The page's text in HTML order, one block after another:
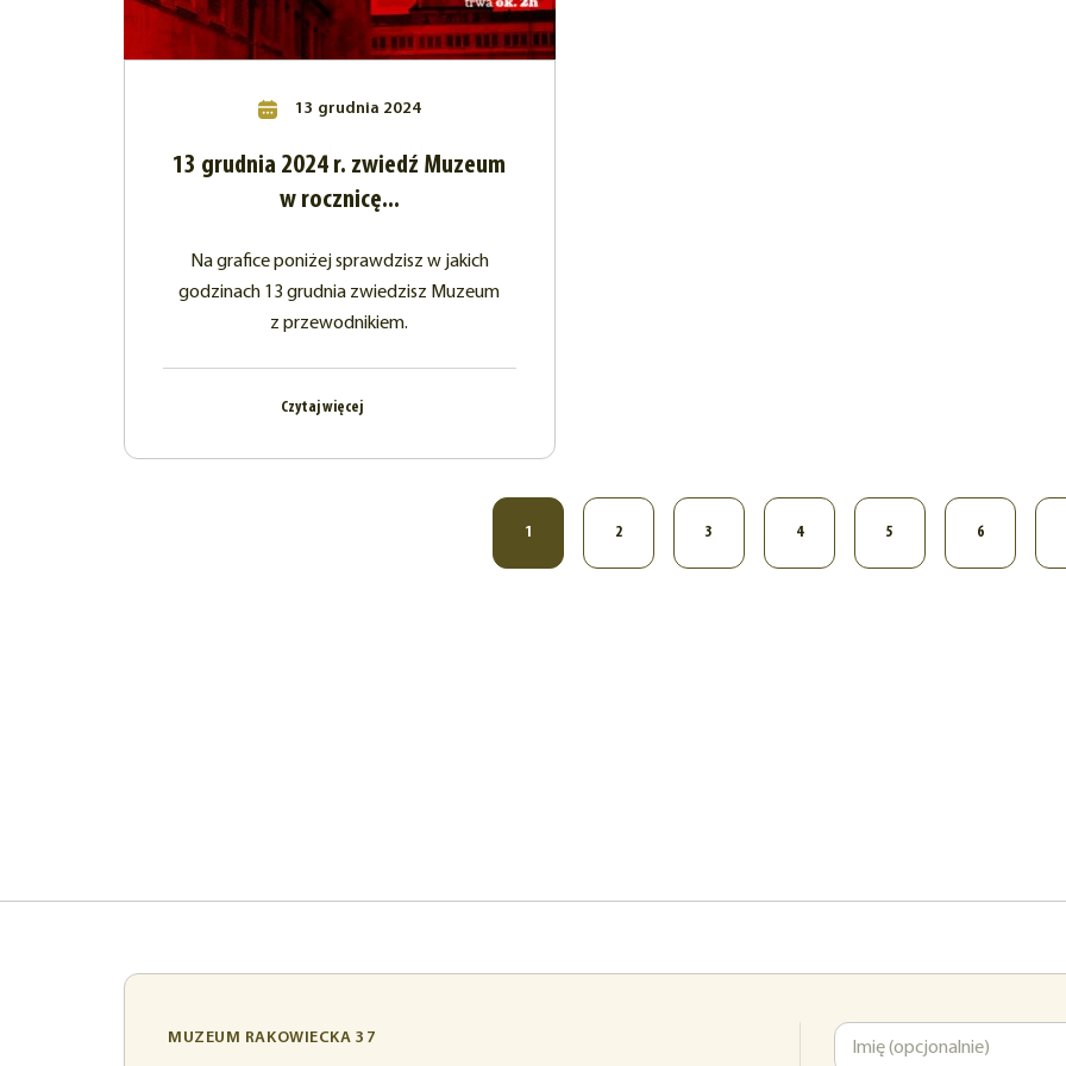
13 grudnia 2024
13 grudnia 2024 r. zwiedź Muzeum
w rocznicę...
Na grafice poniżej sprawdzisz w jakich
godzinach 13 grudnia zwiedzisz Muzeum
z przewodnikiem.
Czytaj więcej
1 2 3 4 5 6
MUZEUM RAKOWIECKA 37